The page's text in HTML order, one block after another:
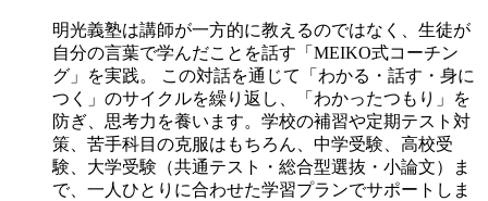
明光義塾は講師が一方的に教えるのではなく、生徒が
自分の言葉で学んだことを話す「MEIKO式コーチン
グ」を実践。 この対話を通じて「わかる・話す・身に
つく」のサイクルを繰り返し、「わかったつもり」を
防ぎ、思考力を養います。学校の補習や定期テスト対
策、苦手科目の克服はもちろん、中学受験、高校受
験、大学受験（共通テスト・総合型選抜・小論文）ま
で、一人ひとりに合わせた学習プランでサポートしま